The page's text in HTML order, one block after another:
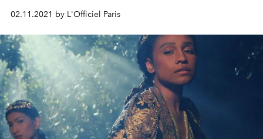
l'international.
02.11.2021 by L'Officiel Paris